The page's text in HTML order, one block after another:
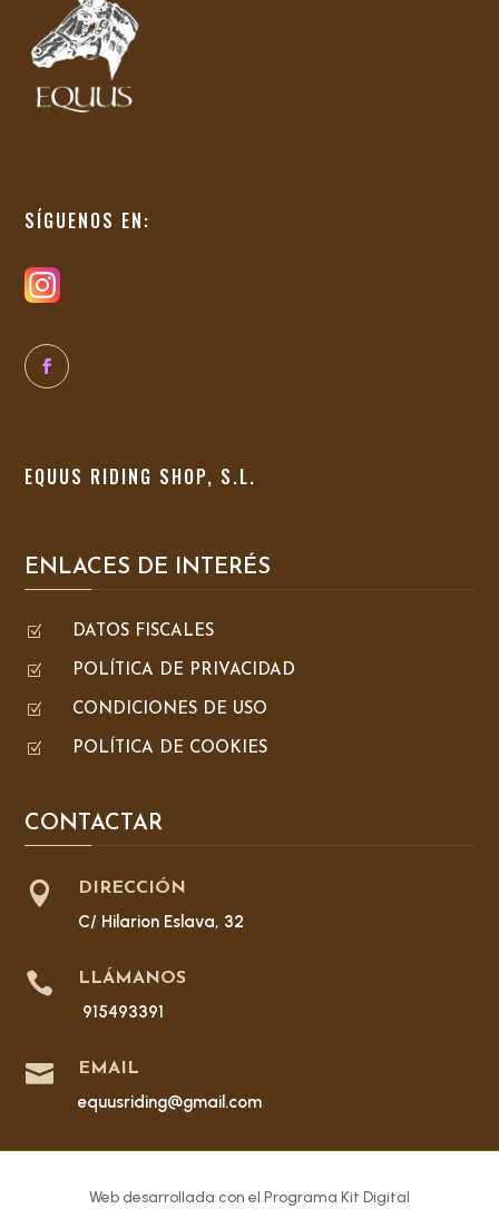
SÍGUENOS EN:
EQUUS RIDING SHOP, S.L.
ENLACES DE INTERÉS
Z DATOS FISCALES
Z POLÍTICA DE PRIVACIDAD
Z CONDICIONES DE USO
Z POLÍTICA DE COOKIES
CONTACTAR
 DIRECCIÓN
C/ Hilarion Eslava, 32
 LLÁMANOS
915493391
 EMAIL
equusriding@gmail.com
Web desarrollada con el Programa Kit Digital